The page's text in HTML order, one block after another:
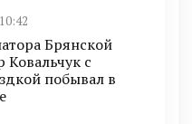
Брянской
Ковальчук с
побывал в